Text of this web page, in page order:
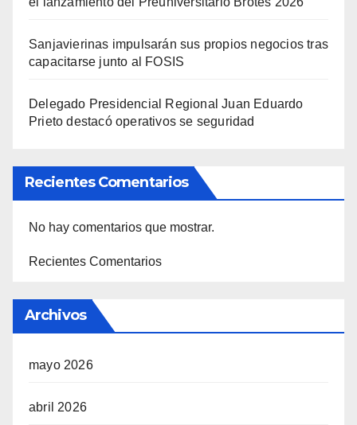
Sanjavierinas impulsarán sus propios negocios tras
capacitarse junto al FOSIS
Delegado Presidencial Regional Juan Eduardo
Prieto destacó operativos se seguridad
Recientes Comentarios
No hay comentarios que mostrar.
Recientes Comentarios
Archivos
mayo 2026
abril 2026